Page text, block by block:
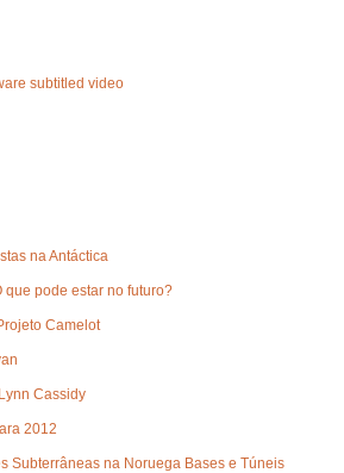
subtitled video
na Antáctica
que pode estar no futuro?
Camelot
Cassidy
2012
Subterrâneas na Noruega Bases e Túneis